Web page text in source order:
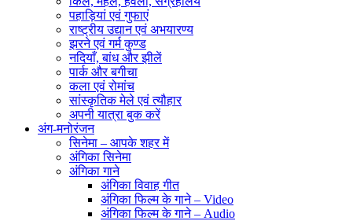
पहाड़ियां एवं गुफाएं
राष्ट्रीय उद्यान एवं अभयारण्य
झरने एवं गर्म कुण्ड
नदियाँ, बांध और झीलें
पार्क और बगीचा
कला एवं रोमांच
सांस्कृतिक मेले एवं त्यौहार
अपनी यात्रा बुक करें
अंग-मनोरंजन
सिनेमा – आपके शहर में
अंगिका सिनेमा
अंगिका गाने
अंगिका विवाह गीत
अंगिका फिल्म के गाने – Video
अंगिका फिल्म के गाने – Audio